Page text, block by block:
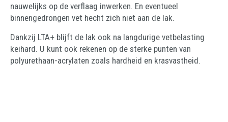
nauwelijks op de verflaag inwerken. En eventueel
binnengedrongen vet hecht zich niet aan de lak.
Dankzij LTA+ blijft de lak ook na langdurige vetbelasting
keihard. U kunt ook rekenen op de sterke punten van
polyurethaan-acrylaten zoals hardheid en krasvastheid.